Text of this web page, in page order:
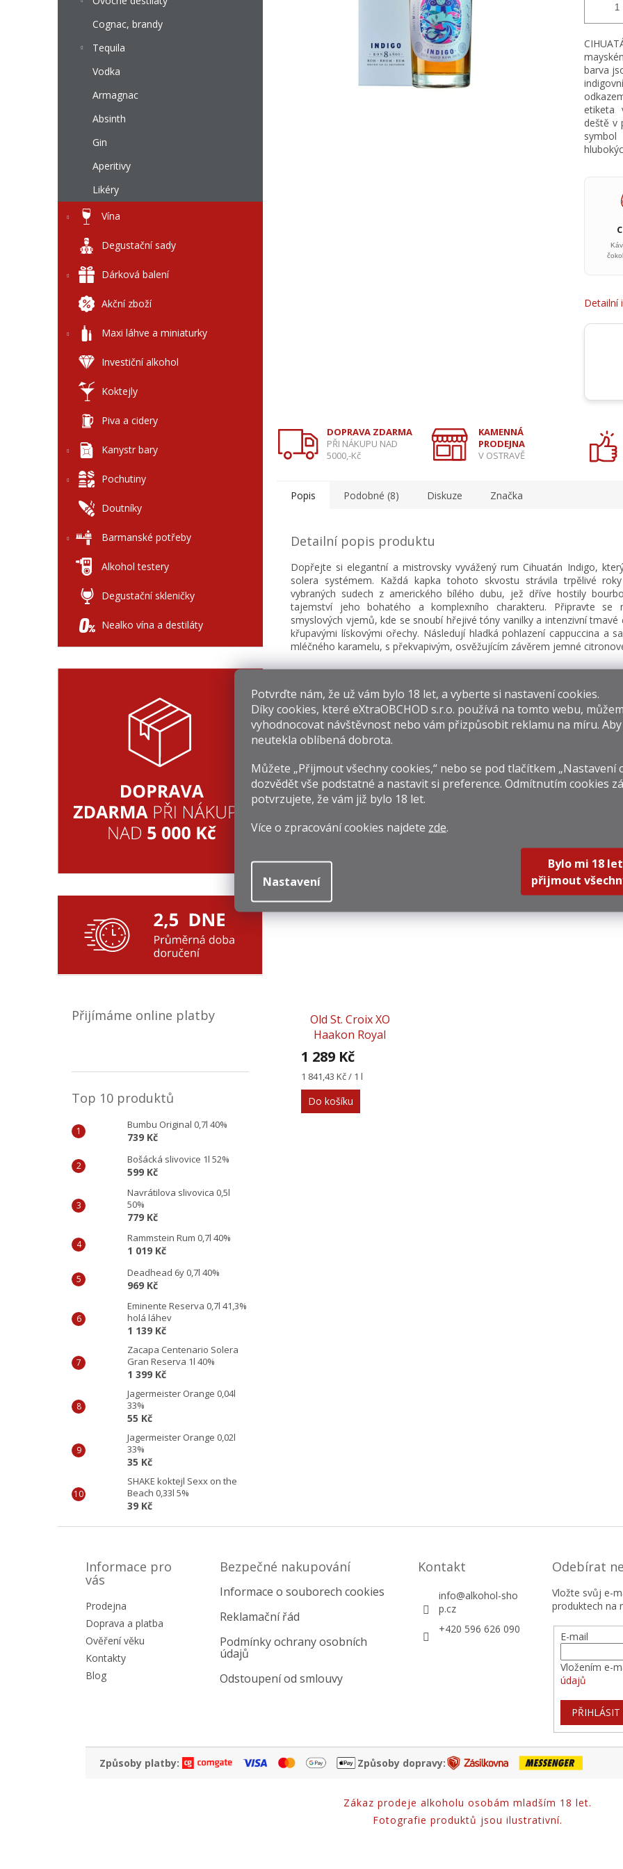
Potvrďte nám​​, že už vám bylo 18 let, a vyberte si nastavení cookies.
Díky cookies, které eXtraOBCHOD s.r.o. používá na tomto webu,
vyhodnocovat návštěvnost nebo vám přizpůsobit reklamu na míru. Aby
neutekla oblíbená dobrota.
Můžete „Přijmout všechny cookies,“ nebo se pod tlačítkem „Nastavení
dozvědět vše podstatné a nastavit si preference. Odmítnutím cookies
potvrzujete, že vám již bylo 18 let.
Více o zpracování cookies najdete zde.
Nastavení
Bylo mi 18
přijmout
Cognac, brandy
Tequila
Vodka
Armagnac
Absinth
Gin
Aperitivy
Likéry
Vína
Degustační sady
Dárková balení
Akční zboží
Maxi láhve a miniaturky
Investiční alkohol
Koktejly
Piva a cidery
Kanystr bary
Pochutiny
Doutníky
Barmanské potřeby
Alkohol testery
Degustační skleničky
Nealko vína a destiláty
Přijímáme online platby
Top 10 produktů
Bumbu Original 0,7l 40%
739 Kč
Bošácká slivovice 1l 52%
599 Kč
Navrátilova slivovica 0,5l
50%
779 Kč
Rammstein Rum 0,7l 40%
1 019 Kč
Deadhead 6y 0,7l 40%
969 Kč
Eminente Reserva 0,7l 41,3%
holá láhev
1 139 Kč
Zacapa Centenario Solera
Gran Reserva 1l 40%
1 399 Kč
Jagermeister Orange 0,04l
33%
55 Kč
Jagermeister Orange 0,02l
33%
35 Kč
SHAKE koktejl Sexx on the
Beach 0,33l 5%
39 Kč
barva
etiketa
deště v
Detailní
DOPRAVA ZDARMA
PŘI NÁKUPU NAD
5000,-Kč
KAMENNÁ
PRODEJNA
V OSTRAVĚ
Popis Podobné (8) Diskuze Značka
Detailní popis produktu
Dopřejte si elegantní a mistrovsky vyvážený rum Cihuatán Indigo,
solera systémem. Každá kapka tohoto skvostu strávila trpělivé
vybraných sudech z amerického bílého dubu, jež dříve hostily
tajemství jeho bohatého a komplexního charakteru. Připravte se
smyslových vjemů, kde se snoubí hřejivé tóny vanilky a intenzivní tmavé
křupavými lískovými ořechy. Následují hladká pohlazení cappuccina a
mléčného karamelu, s překvapivým, osvěžujícím závěrem jemné
Související produkty
Coloma 8y 0,7l
40% + 2 Skleničky
Měrná
1 570 Kč / 1 l
DETAIL
Edition 2025 0,7l
1
Měrná
cena:
1
Do
Old St. Croix XO
Haakon Royal
Reserve 0,7l 42%
1 289 Kč
Měrná
cena:
1 841,43 Kč / 1 l
Do košíku
Informace pro
vás
Prodejna
Doprava a platba
Ověření věku
Kontakty
Blog
Bezpečné nakupování
Informace o souborech cookies
Reklamační řád
Podmínky ochrany osobních
údajů
Odstoupení od smlouvy
Kontakt
info@alkohol-sho
p.cz
+420 596 626 090
Odebírat
Vložte svůj e-
produktech na
E-mail
Vložením e-
údajů
PŘIHLÁSIT
Způsoby platby: Způsoby dopravy:
Zákaz prodeje alkoholu osobám mladším 18 let.
Fotografie produktů jsou ilustrativní.